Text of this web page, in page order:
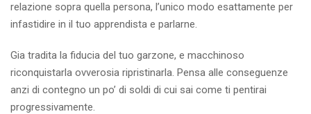
relazione sopra quella persona, l’unico modo esattamente per
infastidire in il tuo apprendista e parlarne.
Gia tradita la fiducia del tuo garzone, e macchinoso
riconquistarla ovverosia ripristinarla. Pensa alle conseguenze
anzi di contegno un po’ di soldi di cui sai come ti pentirai
progressivamente.